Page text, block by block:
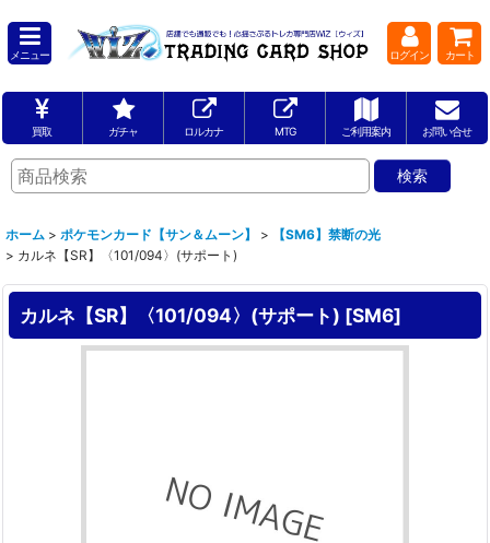
メニュー ログイン カート
買取 ガチャ ロルカナ MTG ご利用案内 お問い合せ
ホーム > ポケモンカード【サン＆ムーン】 >
【SM6】禁断の光
> カルネ【SR】〈101/094〉(サポート)
カルネ【SR】〈101/094〉(サポート) [SM6]